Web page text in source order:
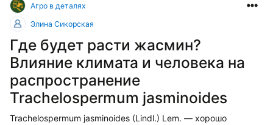
Агро в деталях
Элина Сикорская
Где будет расти жасмин?
Влияние климата и человека на
распространение
Trachelospermum jasminoides
Trachelospermum jasminoides (Lindl.) Lem. — хорошо